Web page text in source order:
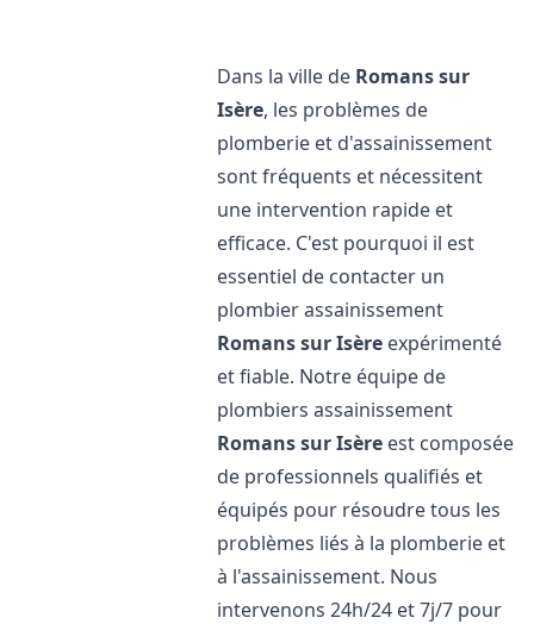
Dans la ville de Romans sur
Isère, les problèmes de
plomberie et d'assainissement
sont fréquents et nécessitent
une intervention rapide et
efficace. C'est pourquoi il est
essentiel de contacter un
plombier assainissement
Romans sur Isère expérimenté
et fiable. Notre équipe de
plombiers assainissement
Romans sur Isère est composée
de professionnels qualifiés et
équipés pour résoudre tous les
problèmes liés à la plomberie et
à l'assainissement. Nous
intervenons 24h/24 et 7j/7 pour